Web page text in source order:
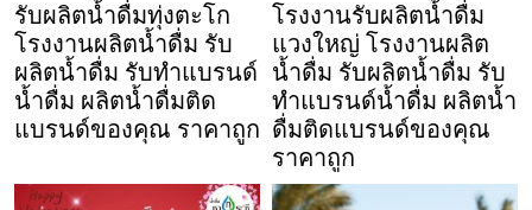
รับผลิตน้ำดื่มทุ่งตะโก
โรงงานผลิตน้ำดื่ม รับ
ผลิตน้ำดื่ม รับทำแบรนด์
น้ำดื่ม ผลิตน้ำดื่มติด
แบรนด์ของคุณ ราคาถูก
โรงงานรับผลิตน้ำดื่ม
แวงใหญ่ โรงงานผลิต
น้ำดื่ม รับผลิตน้ำดื่ม รับ
ทำแบรนด์น้ำดื่ม ผลิตน้ำ
ดื่มติดแบรนด์ของคุณ
ราคาถูก